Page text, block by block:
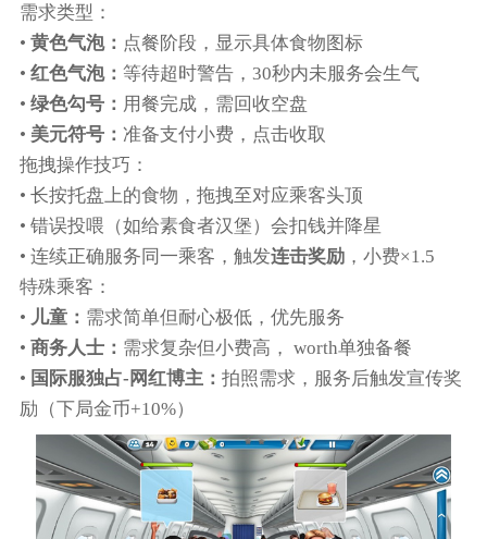
需求类型：
• 黄色气泡： 点餐阶段，显示具体食物图标
• 红色气泡： 等待超时警告，30秒内未服务会生气
• 绿色勾号： 用餐完成，需回收空盘
• 美元符号： 准备支付小费，点击收取
拖拽操作技巧：
• 长按托盘上的食物，拖拽至对应乘客头顶
• 错误投喂（如给素食者汉堡）会扣钱并降星
• 连续正确服务同一乘客，触发连击奖励，小费×1.5
特殊乘客：
• 儿童： 需求简单但耐心极低，优先服务
• 商务人士： 需求复杂但小费高， worth单独备餐
• 国际服独占-网红博主： 拍照需求，服务后触发宣传奖
励（下局金币+10%）